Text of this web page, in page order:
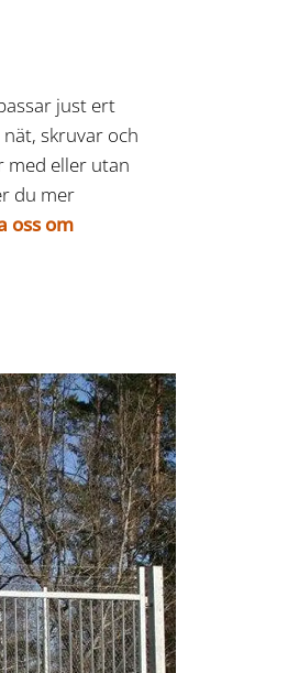
just ert
skruvar och
med eller utan
du mer
oss om